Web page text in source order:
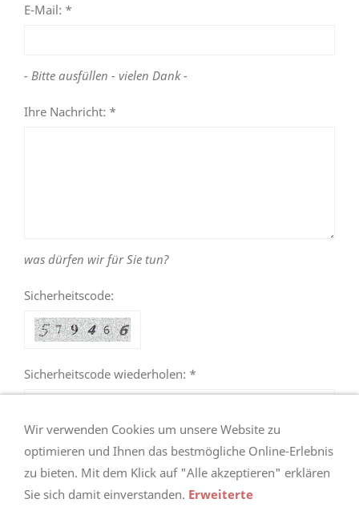
E-Mail: *
- Bitte ausfüllen - vielen Dank -
Ihre Nachricht: *
was dürfen wir für Sie tun?
Sicherheitscode:
Sicherheitscode wiederholen: *
Wir verwenden Cookies um unsere Website zu
optimieren und Ihnen das bestmögliche Online-Erlebnis
zu bieten. Mit dem Klick auf "Alle akzeptieren" erklären
Sie sich damit einverstanden. Erweiterte